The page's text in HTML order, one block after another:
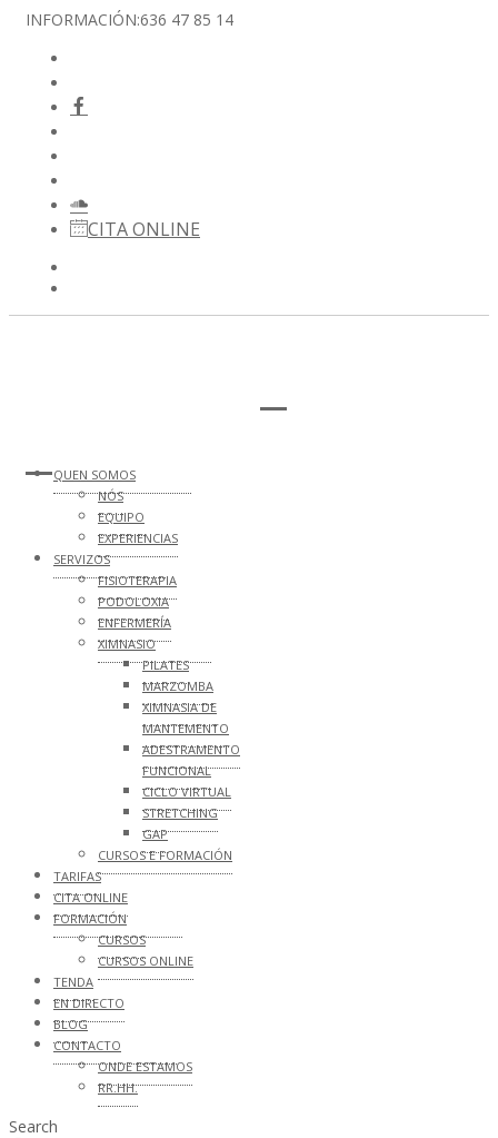
INFORMACIÓN:636 47 85 14
CITA ONLINE
QUEN SOMOS
NÓS
EQUIPO
EXPERIENCIAS
SERVIZOS
FISIOTERAPIA
PODOLOXIA
ENFERMERÍA
XIMNASIO
PILATES
MARZOMBA
XIMNASIA DE
MANTEMENTO
ADESTRAMENTO
FUNCIONAL
CICLO VIRTUAL
STRETCHING
GAP
CURSOS E FORMACIÓN
TARIFAS
CITA ONLINE
FORMACIÓN
CURSOS
CURSOS ONLINE
TENDA
EN DIRECTO
BLOG
CONTACTO
ONDE ESTAMOS
RR.HH.
Search